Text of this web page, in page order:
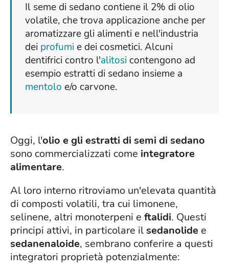
Il seme di sedano contiene il 2% di olio
volatile, che trova applicazione anche per
aromatizzare gli alimenti e nell'industria
dei profumi e dei cosmetici. Alcuni
dentifrici contro l'alitosi contengono ad
esempio estratti di sedano insieme a
mentolo e/o carvone.
Oggi, l'olio e gli estratti di semi di sedano
sono commercializzati come integratore
alimentare.
Al loro interno ritroviamo un'elevata quantità
di composti volatili, tra cui limonene,
selinene, altri monoterpeni e ftalidi. Questi
principi attivi, in particolare ilsedanolide e
sedanenaloide, sembrano conferire a questi
integratori proprietà potenzialmente: